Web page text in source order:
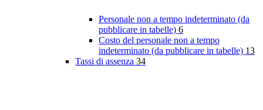
Personale non a tempo indeterminato (da
pubblicare in tabelle) 6
Costo del personale non a tempo
indeterminato (da pubblicare in tabelle) 13
Tassi di assenza 34